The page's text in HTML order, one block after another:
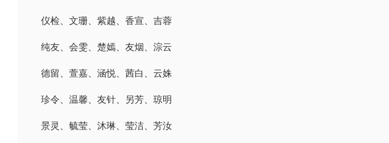
仪检、文珊、紫越、香宣、吉蓉
纯友、会雯、楚嫣、友烟、淙云
德留、萱嘉、涵悦、茜白、云姝
珍令、温馨、友针、另芳、琼明
景灵、毓莹、沐琳、莹洁、芳汝